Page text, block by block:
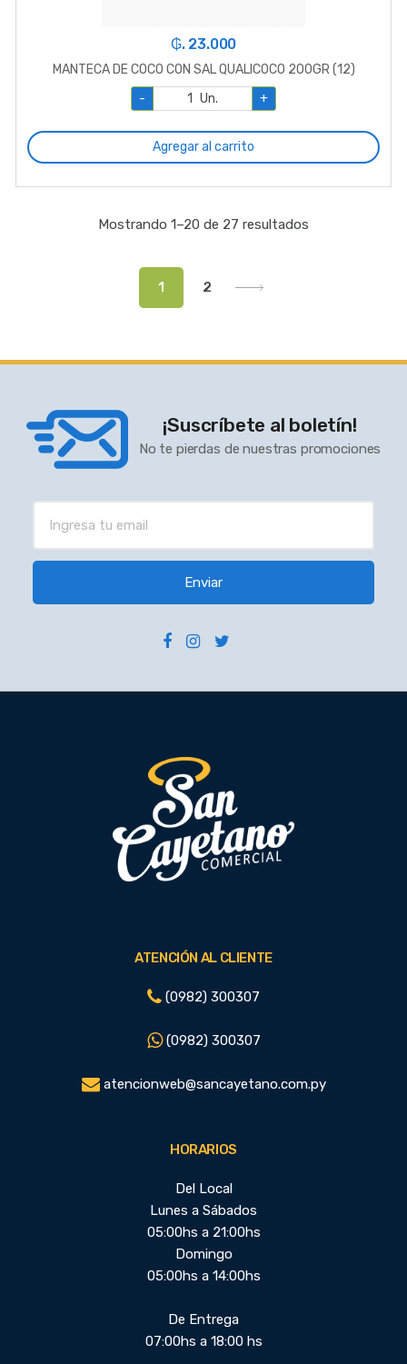
₲. 23.000
MANTECA DE COCO CON SAL QUALICOCO 200GR (12)
-
Un. +
Agregar al carrito
Mostrando 1–20 de 27 resultados
1 2
¡Suscríbete al boletín!
No te pierdas de nuestras promociones
Enviar
ATENCIÓN AL CLIENTE
(0982) 300307
(0982) 300307
atencionweb@sancayetano.com.py
HORARIOS
Del Local
Lunes a Sábados
05:00hs a 21:00hs
Domingo
05:00hs a 14:00hs
De Entrega
07:00hs a 18:00 hs